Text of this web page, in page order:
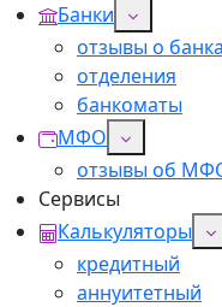
Банки
отзывы о
отделения
банкоматы
МФО
отзывы об
Сервисы
Калькуляторы
кредитный
аннуитетный